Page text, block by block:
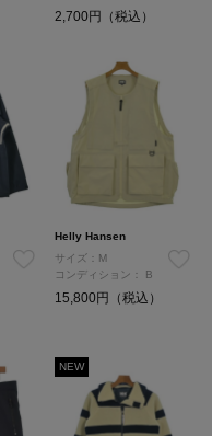
2,700円（税込）
Helly Hansen
サイズ：M
コンディション：
B
15,800円（税込）
NEW